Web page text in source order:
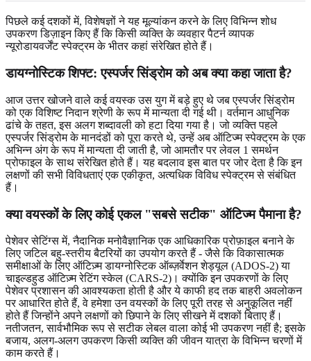
पिछले कई दशकों में, विशेषज्ञों ने यह मूल्यांकन करने के लिए विभिन्न शोध
उपकरण डिज़ाइन किए हैं कि किसी व्यक्ति के व्यवहार पैटर्न व्यापक
न्यूरोडायवर्जेंट स्पेक्ट्रम के भीतर कहां संरेखित होते हैं।
डायग्नोस्टिक शिफ्ट: एस्पर्जर सिंड्रोम को अब क्या कहा जाता है?
आज उत्तर खोजने वाले कई वयस्क उस युग में बड़े हुए थे जब एस्पर्जर सिंड्रोम
को एक विशिष्ट निदान श्रेणी के रूप में मान्यता दी गई थी। वर्तमान आधुनिक
ढांचे के तहत, इस अलग शब्दावली को हटा दिया गया है। जो व्यक्ति पहले
एस्पर्जर सिंड्रोम के मानदंडों को पूरा करते थे, उन्हें अब ऑटिज्म स्पेक्ट्रम के एक
अभिन्न अंग के रूप में मान्यता दी जाती है, जो आमतौर पर लेवल 1 समर्थन
प्रोफाइल के साथ संरेखित होते हैं। यह बदलाव इस बात पर जोर देता है कि इन
लक्षणों की सभी विविधताएं एक एकीकृत, अत्यधिक विविध स्पेक्ट्रम से संबंधित
हैं।
क्या वयस्कों के लिए कोई एकल "सबसे सटीक" ऑटिज्म पैमाना है?
पेशेवर सेटिंग्स में, नैदानिक ​​​​मनोवैज्ञानिक एक आधिकारिक प्रोफ़ाइल बनाने के
लिए जटिल बहु-स्तरीय बैटरियों का उपयोग करते हैं - जैसे कि विकासात्मक
समीक्षाओं के लिए ऑटिज़्म डायग्नोस्टिक ऑब्ज़र्वेशन शेड्यूल (ADOS-2) या
चाइल्डहुड ऑटिज़्म रेटिंग स्केल (CARS-2)। क्योंकि इन उपकरणों के लिए
पेशेवर प्रशासन की आवश्यकता होती है और ये काफी हद तक बाहरी अवलोकन
पर आधारित होते हैं, वे हमेशा उन वयस्कों के लिए पूरी तरह से अनुकूलित नहीं
होते हैं जिन्होंने अपने लक्षणों को छिपाने के लिए सीखने में दशकों बिताए हैं।
नतीजतन, सार्वभौमिक रूप से सटीक लेबल वाला कोई भी उपकरण नहीं है; इसके
बजाय, अलग-अलग उपकरण किसी व्यक्ति की जीवन यात्रा के विभिन्न चरणों में
काम करते हैं।